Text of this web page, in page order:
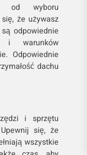
od wyboru
że używasz
odpowiednie
warunków
Odpowiednie
dachu
i sprzętu
się, że
wszystkie